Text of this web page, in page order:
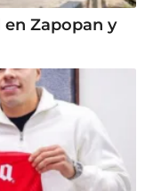
Zapopan y